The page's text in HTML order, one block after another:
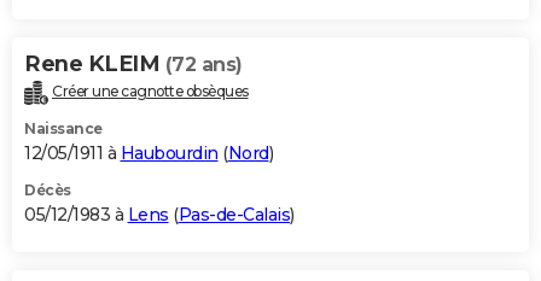
Rene KLEIM (72 ans)
Créer une cagnotte obsèques
Naissance
12/05/1911 à Haubourdin (Nord)
Décès
05/12/1983 à Lens (Pas-de-Calais)